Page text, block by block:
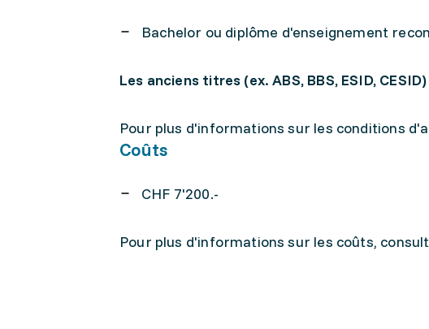
Bachelor ou diplôme d'enseignement
Les anciens titres (ex. ABS, BBS, ESID,
Pour plus d'informations sur les conditions
Coûts
CHF 7'200.-
Pour plus d'informations sur les coûts,